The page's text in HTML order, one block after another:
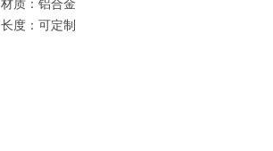
材质：铝合金
长度：可定制